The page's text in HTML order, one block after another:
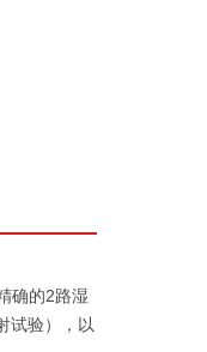
确的2路湿
试验），以